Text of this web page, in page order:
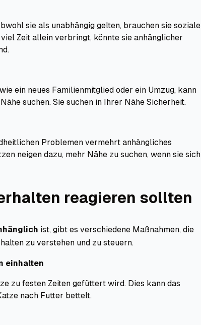
sie als unabhängig gelten, brauchen sie soziale
Zeit allein verbringt, könnte sie anhänglicher
ein neues Familienmitglied oder ein Umzug, kann
suchen. Sie suchen in Ihrer Nähe Sicherheit.
Problemen vermehrt anhängliches
neigen dazu, mehr Nähe zu suchen, wenn sie sich
reagieren sollten
ist, gibt es verschiedene Maßnahmen, die
zu verstehen und zu steuern.
einhalten
zu festen Zeiten gefüttert wird. Dies kann das
nach Futter bettelt.